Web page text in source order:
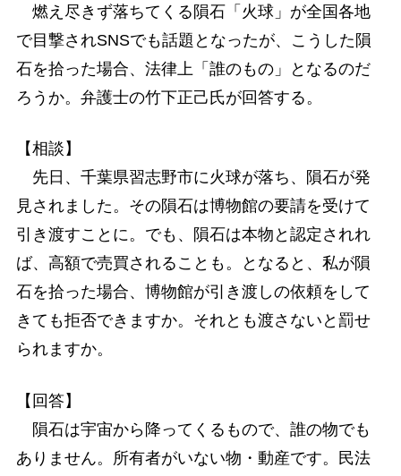
燃え尽きず落ちてくる隕石「火球」が全国各地
で目撃されSNSでも話題となったが、こうした隕
石を拾った場合、法律上「誰のもの」となるのだ
ろうか。弁護士の竹下正己氏が回答する。
【相談】
先日、千葉県習志野市に火球が落ち、隕石が発
見されました。その隕石は博物館の要請を受けて
引き渡すことに。でも、隕石は本物と認定されれ
ば、高額で売買されることも。となると、私が隕
石を拾った場合、博物館が引き渡しの依頼をして
きても拒否できますか。それとも渡さないと罰せ
られますか。
【回答】
隕石は宇宙から降ってくるもので、誰の物でも
ありません。所有者がいない物・動産です。民法